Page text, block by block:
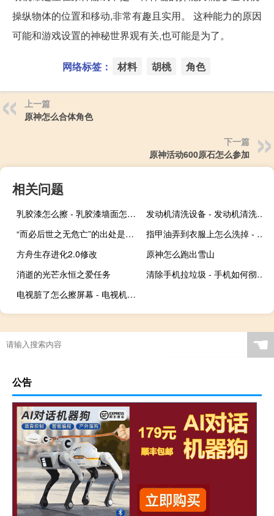
操纵物体的位置和移动,非常有趣且实用。 这种能力的原因
可能和游戏设置的神秘世界观有关,也可能是为了。
网络标签： 材料 胡桃 角色
上一篇
原神怎么合体角色
下一篇
原神活动600原石怎么参加
相关问题
乳胶漆怎么擦 - 乳胶漆墙面怎么擦
发动机清洗设备 - 发动机清洗设备泄检设备
“而必后世之无危亡”的出处是哪里
指甲油弄到衣服上怎么洗掉 - 衣服上干了的指甲油怎么去掉
方舟生存进化2.0修改
原神怎么跑出雪山
消逝的光芒永恒之爱任务
清除手机拉垃圾 - 手机如何彻底清理垃圾
电视脏了怎么擦屏幕 - 电视机屏幕脏了怎么擦干净
☚
公告